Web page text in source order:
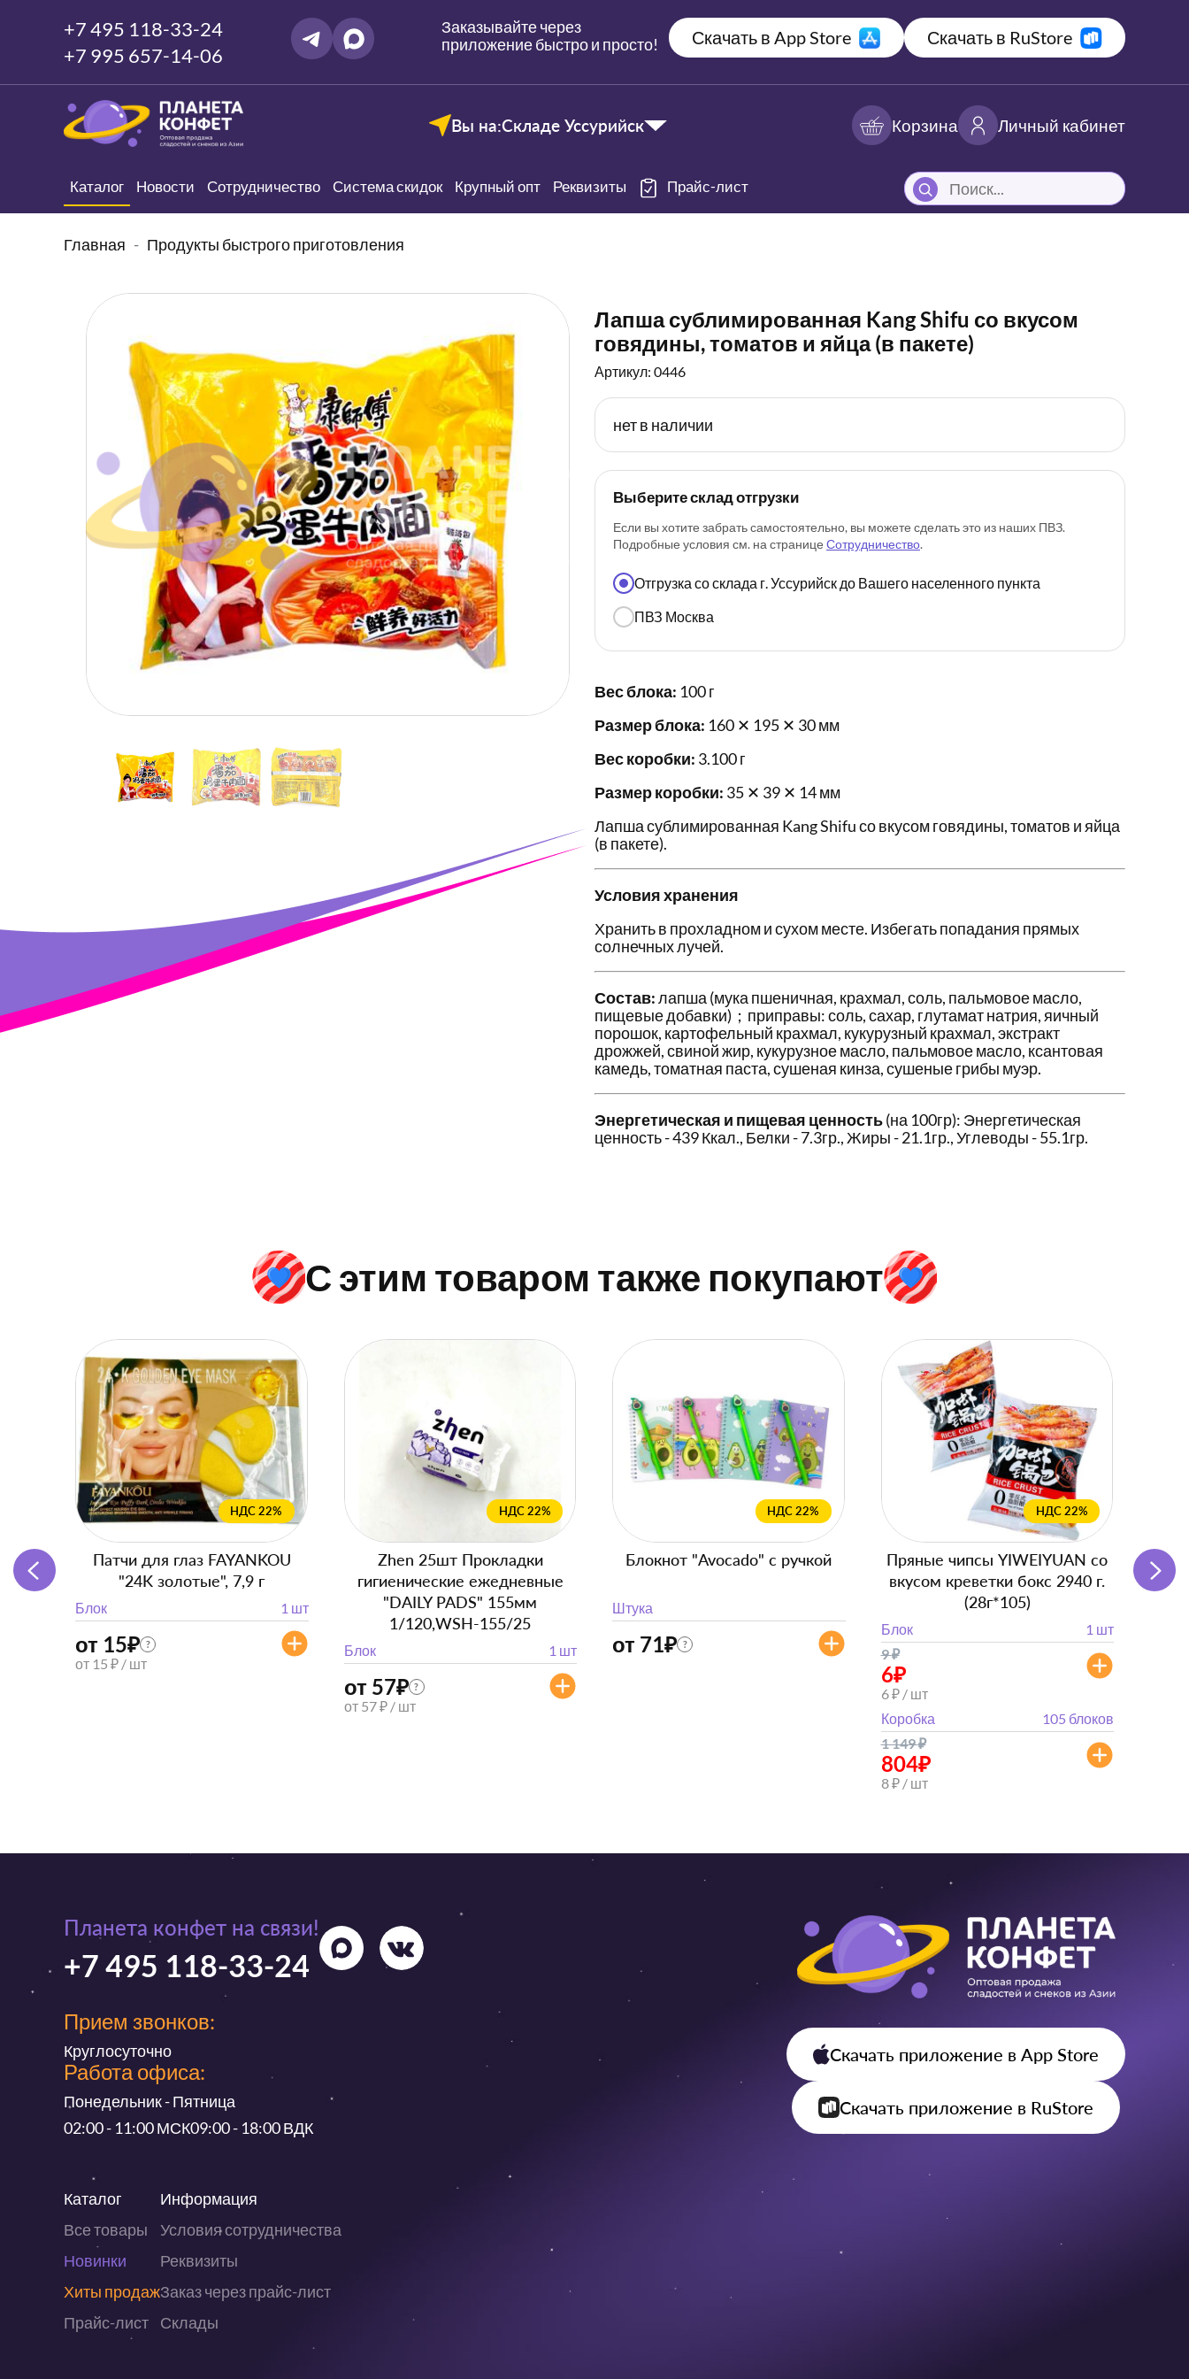
+7 495 118-33-24
+7 995 657-14-06
Заказывайте через
приложение быстро и просто!
Скачать в App Store Скачать в RuStore
Вы на:Складе Уссурийск Корзина Личный кабинет
Каталог Новости Сотрудничество Система скидок Крупный опт Реквизиты Прайс-лист
Главная Продукты быстрого приготовления
Лапша сублимированная Kang Shifu со вкусом
говядины, томатов и яйца (в пакете)
Артикул: 0446
нет в наличии
Выберите склад отгрузки
Если вы хотите забрать самостоятельно, вы можете сделать это из наших ПВЗ.
Подробные условия см. на странице Сотрудничество.
Отгрузка со склада г. Уссурийск до Вашего населенного пункта
ПВЗ Москва
Вес блока: 100 г
Размер блока: 160 ✕ 195 ✕ 30 мм
Вес коробки: 3.100 г
Размер коробки: 35 ✕ 39 ✕ 14 мм
Лапша сублимированная Kang Shifu со вкусом говядины, томатов и яйца
(в пакете).
Условия хранения
Хранить в прохладном и сухом месте. Избегать попадания прямых
солнечных лучей.
Состав:лапша (мука пшеничная, крахмал, соль, пальмовое масло,
пищевые добавки)；приправы: соль, сахар, глутамат натрия, яичный
порошок, картофельный крахмал, кукурузный крахмал, экстракт
дрожжей, свиной жир, кукурузное масло, пальмовое масло, ксантовая
камедь, томатная паста, сушеная кинза, сушеные грибы муэр.
Энергетическая и пищевая ценность(на 100гр): Энергетическая
ценность - 439 Ккал., Белки - 7.3гр., Жиры - 21.1гр., Углеводы - 55.1гр.
С этим товаром также покупают
НДС 22%
Патчи для глаз FAYANKOU
"24K золотые", 7,9 г
Блок 1 шт
от 15₽ ?
от 15 ₽ / шт
НДС 22%
Zhen 25шт Прокладки
гигиенические ежедневные
"DAILY PADS" 155мм
1/120,WSH-155/25
Блок 1 шт
от 57₽ ?
от 57 ₽ / шт
НДС 22%
Блокнот "Avocado" с ручкой
Штука
от 71₽ ?
НДС 22%
Пряные чипсы YIWEIYUAN со
вкусом креветки бокс 2940 г.
(28г*105)
Блок
1 шт
9₽
6₽
6 ₽ / шт
Коробка
105 блоков
1 149₽
804₽
8 ₽ / шт
Планета конфет на связи!
+7 495 118-33-24
Прием звонков:
Круглосуточно
Работа офиса:
Понедельник - Пятница
02:00 - 11:00 МСК09:00 - 18:00 ВДК
Каталог
Все товары
Новинки
Хиты продаж
Прайс-лист
Информация
Условия сотрудничества
Реквизиты
Заказ через прайс-лист
Склады
Скачать приложение в App Store
Скачать приложение в RuStore